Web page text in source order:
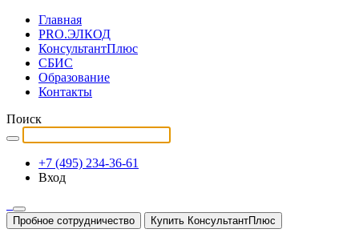
Главная
PRO.ЭЛКОД
КонсультантПлюс
СБИС
Образование
Контакты
Поиск
+7 (495) 234-36-61
Вход
Пробное сотрудничество Купить КонсультантПлюс